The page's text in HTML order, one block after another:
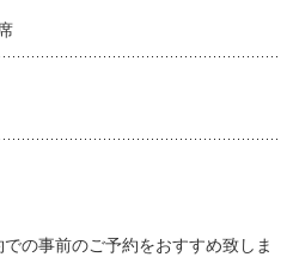
の事前のご予約をおすすめ致しま